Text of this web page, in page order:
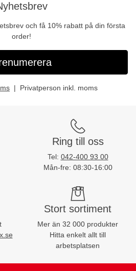
och få 10% rabatt på din första
order!
Privatperson inkl. moms
Ring till oss
Tel: 042-400 93 00
Mån-fre: 08:30-16:00
Stort sortiment
Mer än 32 000 produkter
Hitta enkelt allt till
arbetsplatsen